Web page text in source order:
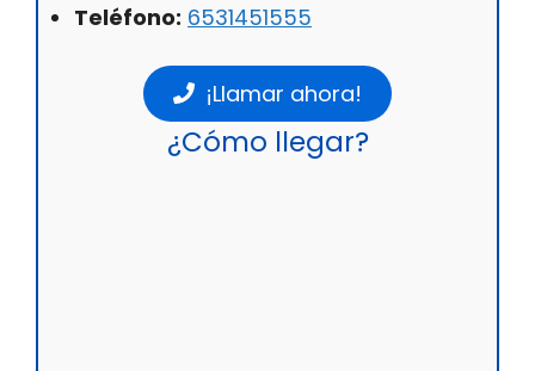
Teléfono: 6531451555
¡Llamar ahora!
¿Cómo llegar?